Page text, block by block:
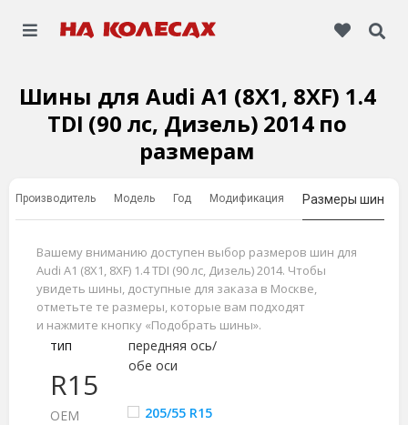
Шины для Audi A1 (8X1, 8XF) 1.4
TDI (90 лс, Дизель) 2014 по
размерам
Производитель Модель Год Модификация Размеры шин
Вашему вниманию доступен выбор размеров шин для
Audi A1 (8X1, 8XF) 1.4 TDI (90 лс, Дизель) 2014. Чтобы
увидеть шины, доступные для заказа в Москве,
отметьте те размеры, которые вам подходят
и нажмите кнопку «Подобрать шины».
R15
тип
передняя ось/
обе оси
ОЕМ 205/55 R15